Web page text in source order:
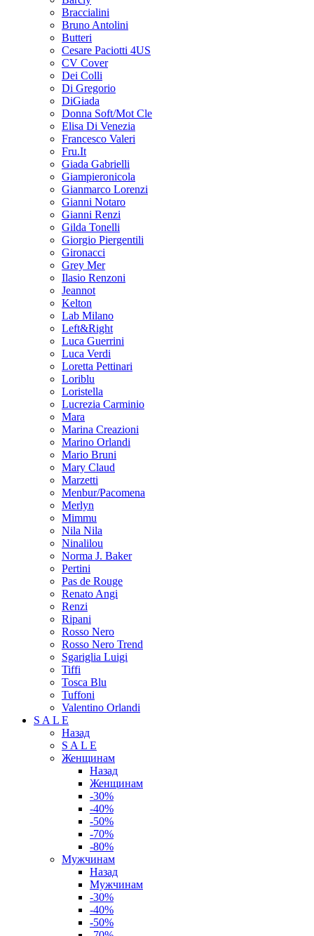
Braccialini
Bruno Antolini
Butteri
Cesare Paciotti 4US
CV Cover
Dei Colli
Di Gregorio
DiGiada
Donna Soft/Mot Cle
Elisa Di Venezia
Francesco Valeri
Fru.It
Giada Gabrielli
Giampieronicola
Gianmarco Lorenzi
Gianni Notaro
Gianni Renzi
Gilda Tonelli
Giorgio Piergentili
Gironacci
Grey Mer
Ilasio Renzoni
Jeannot
Kelton
Lab Milano
Left&Right
Luca Guerrini
Luca Verdi
Loretta Pettinari
Loriblu
Loristella
Lucrezia Carminio
Mara
Marina Creazioni
Marino Orlandi
Mario Bruni
Mary Claud
Marzetti
Menbur/Pacomena
Merlyn
Mimmu
Nila Nila
Ninalilou
Norma J. Baker
Pertini
Pas de Rouge
Renato Angi
Renzi
Ripani
Rosso Nero
Rosso Nero Trend
Sgariglia Luigi
Tiffi
Tosca Blu
Tuffoni
Valentino Orlandi
S A L E
Назад
S A L E
Женщинам
Назад
Женщинам
-30%
-40%
-50%
-70%
-80%
Мужчинам
Назад
Мужчинам
-30%
-40%
-50%